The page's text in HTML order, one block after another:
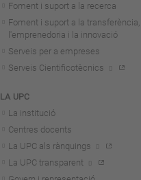
Foment i suport a la recerca
Foment i suport a la transferència,
l'emprenedoria i la innovació
Serveis per a empreses
Serveis Cientificotècnics
LA UPC
La institució
Centres docents
La UPC als rànquings
La UPC transparent